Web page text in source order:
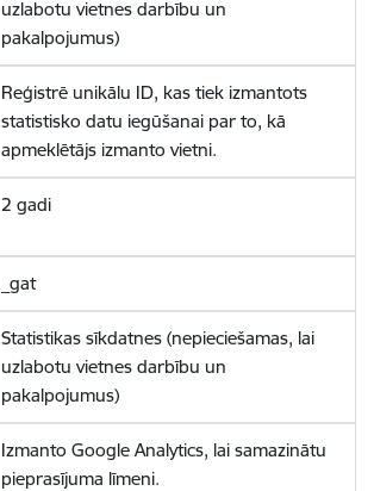
uzlabotu vietnes darbību un
pakalpojumus)
Reģistrē unikālu ID, kas tiek izmantots
statistisko datu iegūšanai par to, kā
apmeklētājs izmanto vietni.
2 gadi
_gat
Statistikas sīkdatnes (nepieciešamas, lai
uzlabotu vietnes darbību un
pakalpojumus)
Izmanto Google Analytics, lai samazinātu
pieprasījuma līmeni.